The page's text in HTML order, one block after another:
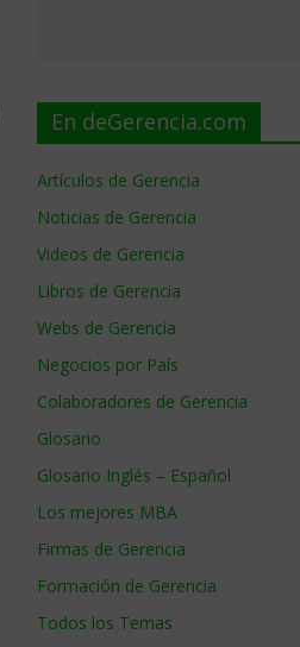
En deGerencia.com
Artículos de Gerencia
Noticias de Gerencia
Videos de Gerencia
Libros de Gerencia
Webs de Gerencia
Negocios por País
Colaboradores de Gerencia
Glosario
Glosario Inglés – Español
Los mejores MBA
Firmas de Gerencia
Formación de Gerencia
Todos los Temas